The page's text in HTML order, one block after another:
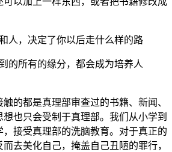
人，决定了你以后走什么样的路
的所有的缘分，都会成为培养人
的都是真理部审查过的书籍、新闻、
也只会受制于真理部。我们从小学到
接受真理部的洗脑教育。对于真正的
去美化自己，掩盖自己丑陋的罪行，